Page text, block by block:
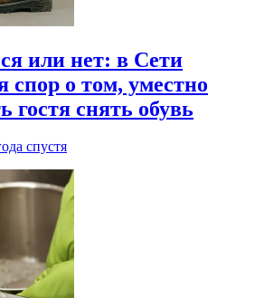
или нет: в Сети
спор о том, уместно
гостя снять обувь
спустя